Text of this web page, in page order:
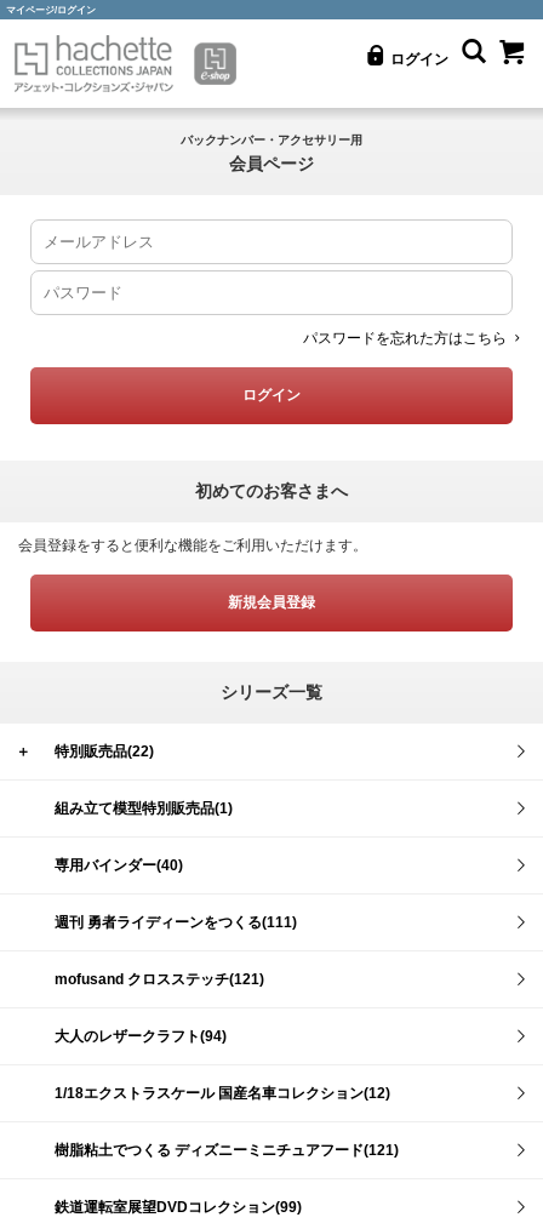
マイページ/ログイン
ログイン
バックナンバー・アクセサリー用
会員ページ
パスワードを忘れた方はこちら
初めてのお客さまへ
会員登録をすると便利な機能をご利用いただけます。
新規会員登録
シリーズ一覧
＋ 特別販売品(22)
組み立て模型特別販売品(1)
専用バインダー(40)
週刊 勇者ライディーンをつくる(111)
mofusand クロスステッチ(121)
大人のレザークラフト(94)
1/18エクストラスケール 国産名車コレクション(12)
樹脂粘土でつくる ディズニーミニチュアフード(121)
鉄道運転室展望DVDコレクション(99)